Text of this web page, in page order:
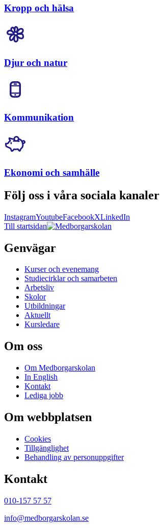
Kropp och hälsa
Djur och natur
Kommunikation
Ekonomi och samhälle
Följ oss i våra sociala kanaler
InstagramYoutubeFacebookXLinkedIn
Till startsidan
Genvägar
Kurser och evenemang
Studiecirklar och samarbeten
Arbetsliv
Skolor
Utbildningar
Aktuellt
Kursledare
Om oss
Om Medborgarskolan
In English
Kontakt
Lediga jobb
Om webbplatsen
Cookies
Tillgänglighet
Behandling av personuppgifter
Kontakt
010-157 57 57
info@medborgarskolan.se